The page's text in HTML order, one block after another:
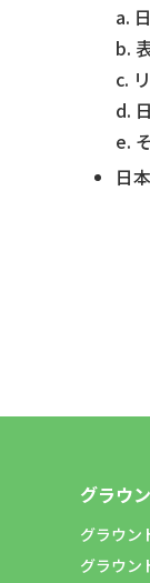
a.
b.
c.
d.
e.
日
グラウ
グラウン
グラウン